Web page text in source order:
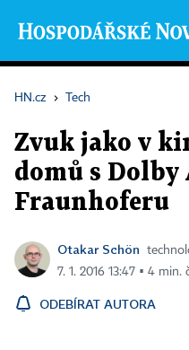
HN.cz › Tech
Zvuk jako v
domů s Dolby
Fraunhoferu
Otakar Schön
7. 1. 2016 13:47 ▪ 4 min.
ODEBÍRAT AUTORA